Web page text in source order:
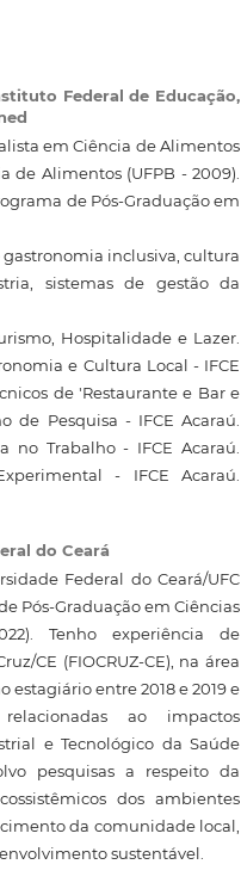
Federal de Educação,
em Ciência de Alimentos
de Alimentos (UFPB - 2009).
de Pós-Graduação em
gastronomia inclusiva, cultura
sistemas de gestão da
Hospitalidade e Lazer.
e Cultura Local - IFCE
de 'Restaurante e Bar e
de Pesquisa - IFCE Acaraú.
no Trabalho - IFCE Acaraú.
- IFCE Acaraú.
do Ceará
Federal do Ceará/UFC
Pós-Graduação em Ciências
Tenho experiência de
CE (FIOCRUZ-CE), na área
entre 2018 e 2019 e
ao impactos
e Tecnológico da Saúde
pesquisas a respeito da
dos ambientes
da comunidade local,
sustentável.